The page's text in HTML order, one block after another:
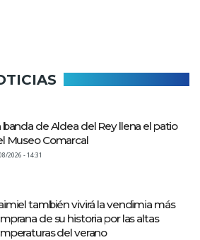
banda de Aldea del Rey llena el patio
Museo Comarcal
2026 - 14:31
también vivirá la vendimia más
de su historia por las altas
del verano